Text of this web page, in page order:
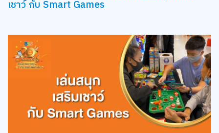
เชาว์ กับ Smart Games